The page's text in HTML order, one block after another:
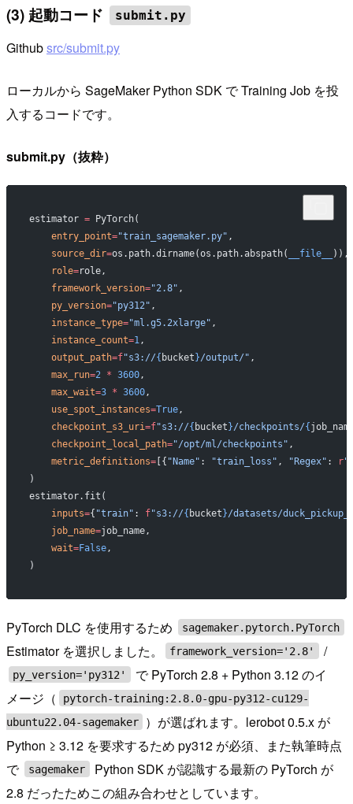
(3) 起動コード submit.py
Githubsrc/submit.py
ローカルから SageMaker Python SDK で Training Job を投
入するコードです。
submit.py（抜粋）
estimator = PyTorch(
    entry_point
="train_sagemaker.py" ,
    source_dir
=os.path.dirname(os.path.abspath( __file__
)),
    role
=role,
    framework_version
="2.8" ,
    py_version
="py312" ,
    instance_type
="ml.g5.2xlarge" ,
    instance_count
=1 ,
    output_path
=f"s3://{ bucket}/output/" ,
    max_run
=2 * 3600,
    max_wait
=3 * 3600,
    use_spot_instances
=True,
    checkpoint_s3_uri
=f"s3://{ bucket}/checkpoints/{
    checkpoint_local_path
="/opt/ml/checkpoints" ,
    metric_definitions
=[{ "Name" : "train_loss" , "Regex" : r"
)
estimator.fit(
    inputs
={ "train" : f"s3://{ bucket}/datasets/
    job_name
=job_name,
    wait
=False,
)
PyTorch DLC を使用するため sagemaker.pytorch.PyTorch
Estimator を選択しました。 framework_version='2.8' /
py_version='py312'
で PyTorch 2.8 + Python 3.12 のイ
メージ（
pytorch-training:2.8.0-gpu-py312-cu129-
ubuntu22.04-sagemaker
）が選ばれます。lerobot 0.5.x が
Python ≥ 3.12 を要求するため py312 が必須、また執筆時点
で
sagemaker
Python SDK が認識する最新の PyTorch が
2.8 だったためこの組み合わせとしています。